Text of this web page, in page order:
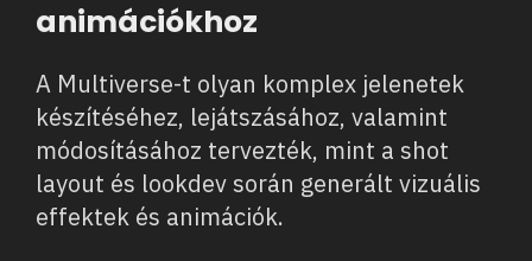
animációkhoz
A Multiverse-t olyan komplex jelenetek
készítéséhez, lejátszásához, valamint
módosításához tervezték, mint a shot
layout és lookdev során generált vizuális
effektek és animációk.